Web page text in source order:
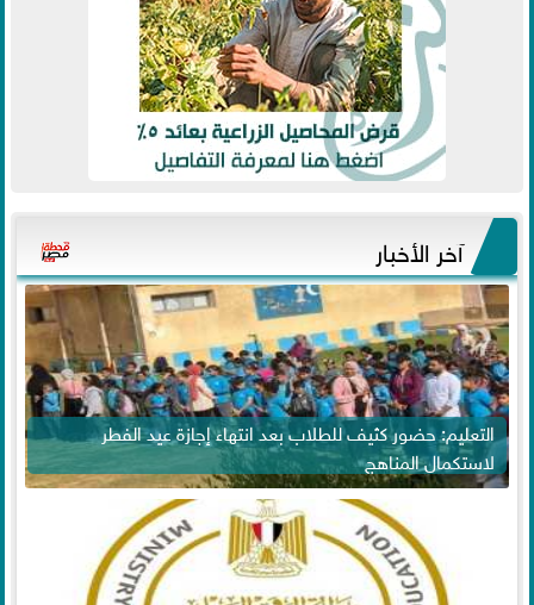
آخر الأخبار
التعليم: حضور كثيف للطلاب بعد انتهاء إجازة عيد الفطر
لاستكمال المناهج